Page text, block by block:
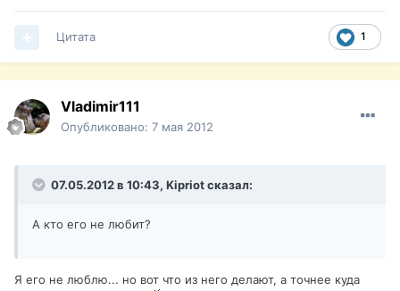
1
Цитата
Vladimir111
Опубликовано: 7 мая 2012
07.05.2012 в 10:43, Kipriot сказал:
А кто его не любит?
Я его не люблю... но вот что из него делают, а точнее куда